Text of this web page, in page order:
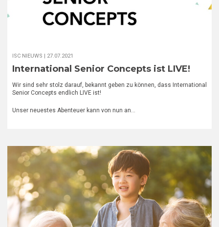
ISC NIEUWS | 27.07.2021
International Senior Concepts ist LIVE!
Wir sind sehr stolz darauf, bekannt geben zu können, dass International
Senior Concepts endlich LIVE ist!
Unser neuestes Abenteuer kann von nun an…